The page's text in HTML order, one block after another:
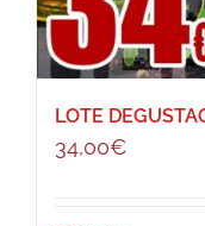
LOTE
34,00€